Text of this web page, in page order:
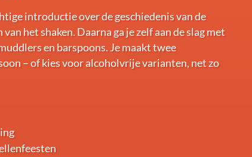
introductie over de geschiedenis van de
het shaken. Daarna ga je zelf aan de slag met
en barspoons. Je maakt twee
– of kies voor alcoholvrije varianten, net zo